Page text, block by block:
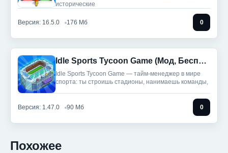
исторические
Версия: 16.5.0 176 Мб 0
Idle Sports Tycoon Game (Мод, Бесплатные улучшения)
Idle Sports Tycoon Game — тайм-менеджер в мире
спорта: ты строишь стадионы, нанимаешь команды,
Версия: 1.47.0 90 Мб 0
Похожее